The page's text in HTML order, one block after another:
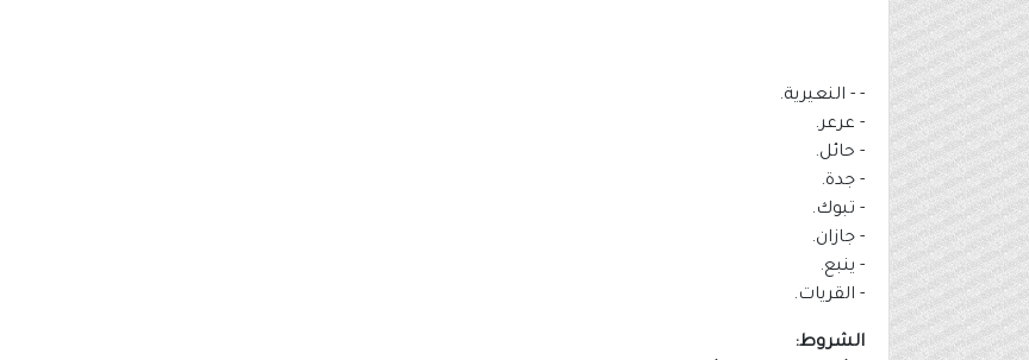
- - النعيرية.
- عرعر.
- حائل.
- جدة.
- تبوك.
- جازان.
- ينبع.
- القريات.
الشروط: